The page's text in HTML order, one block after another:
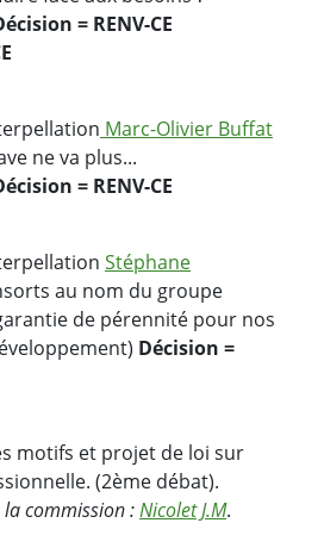
= RENV-CE
Marc-Olivier Buffat
ne va plus...
= RENV-CE
Stéphane
au nom du groupe
de pérennité pour nos
Décision =
motifs et projet de loi sur
(2ème débat).
commission :Nicolet J.M.